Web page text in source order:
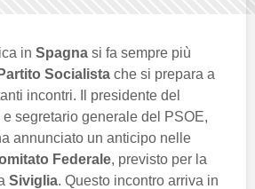
in Spagna si fa sempre più
Partito Socialista che si prepara a
incontri. Il presidente del
segretario generale del PSOE,
annunciato un anticipo nelle
Federale, previsto per la
Siviglia. Questo incontro arriva in